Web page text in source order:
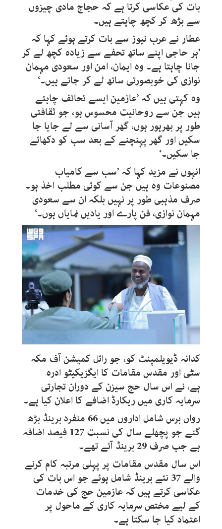
بات کی عکاسی کرتا ہے کہ حجاج مادی چیزوں
سے بڑھ کر کچھ چاہتے ہیں۔
عطار نے عرب نیوز سے بات کرتے ہوئے کہا کہ
’ہر حاجی اپنے ساتھ تحفے سے زیادہ کچھ لے کر
جانا چاہتا ہے۔ وہ ایمان، امن اور سعودی مہمان
نوازی کی خوبصورتی ساتھ لے کر جاتے ہیں۔‘
وہ کہتی ہیں کہ ’عازمین ایسے تحائف چاہتے
ہیں جن سے روحانیت محسوس ہو، جو ثقافتی
طور پر بھرہور ہوں، گھر آسانی سے لے جایا جا
سکیں اور گھر پہنچنے کے بعد سب کو دکھائے
جا سکیں۔‘
انہوں نے مزید کہا کہ ’سب سے کامیاب
مصنوعات وہ ہیں جن سے کوئی مطلب اخذ ہو۔
صرف مذہبی طور پر نہیں بلکہ ان سے سعودی
مہمان نوازی، فن پارے اور یادیں نمایاں ہوں۔‘
کدانہ ڈیویلمپنٹ کو، جو رائل کمیشن آف مکہ
سٹی اور مقدس مقامات کا ایگزیکیٹو ادرہ
ہے، نے اس سال حج سیزن کے دوران تجارتی
سرمایہ کاری میں ریکارڈ اضافے کا اعلان کیا ہے۔
رواں برس شامل اداروں میں 66 منفرد برینڈ بڑھ
گئے جو پچھلے سال کی نسبت 127 فیصد اضافہ
ہے جب صرف 29 برینڈ آئے تھے۔
اس سال مقدس مقامات پر پہلی مرتبہ کام کرنے
والے 37 نئے برینڈ شامل ہوئے جو اس بات کی
عکاسی کرتے ہیں کہ عازمین حج کی خدمات
کے لیے مختص سرمایہ کاری کے ماحول پر
اعتماد کیا جا سکتا ہے۔